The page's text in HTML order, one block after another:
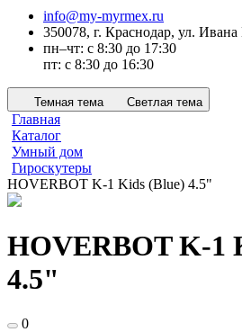
info@my-myrmex.ru
350078, г. Краснодар, ул.
пн–чт: с 8:30 до 17:30
пт: с 8:30 до 16:30
Темная тема Светлая тема
Главная
Каталог
Умный дом
Гироскутеры
HOVERBOT K-1 Kids (Blue) 4.5"
HOVERBOT K-1
4.5"
0